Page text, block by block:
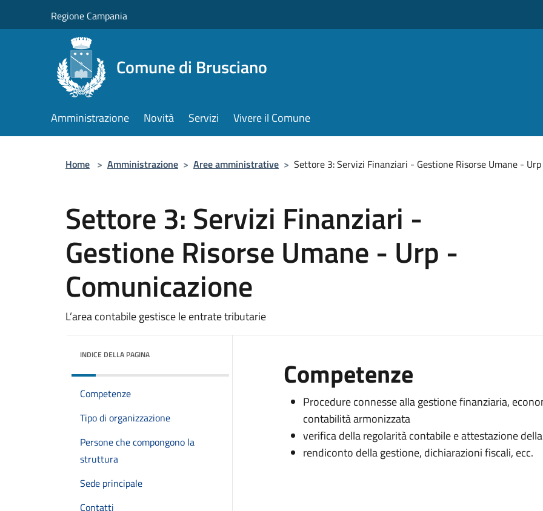
Regione Campania
Comune di Brusciano
Amministrazione Novità Servizi Vivere il Comune
Home > Amministrazione > Aree amministrative > Settore 3: Servizi Finanziari - Gestione Risorse Umane -
Settore 3: Servizi Finanziari -
Gestione Risorse Umane - Urp -
Comunicazione
L’area contabile gestisce le entrate tributarie
INDICE DELLA PAGINA
Competenze
Tipo di organizzazione
Persone che compongono la
struttura
Sede principale
Contatti
Competenze
Procedure connesse alla gestione finanziaria,
contabilità armonizzata
verifica della regolarità contabile e attestazione
rendiconto della gestione, dichiarazioni fiscali, ecc.